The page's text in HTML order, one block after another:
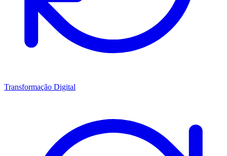
Transformação Digital